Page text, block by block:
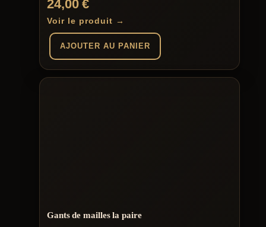
24,00€
Voir le produit →
AJOUTER AU PANIER
Gants de mailles la paire